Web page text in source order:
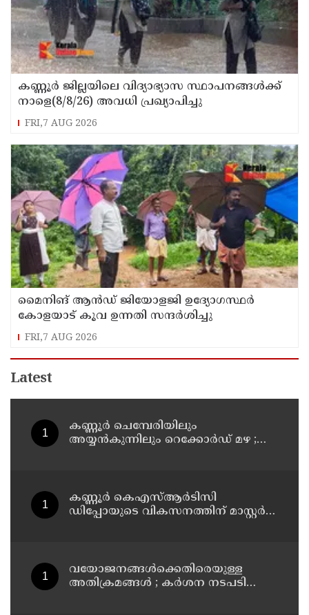
കണ്ണൂർ ജില്ലയിലെ വിദ്യാഭ്യാസ സ്ഥാപനങ്ങള്‍ക്ക്
നാളെ(8/8/26) അവധി പ്രഖ്യാപിച്ചു
FRI,7 AUG 2026
മൈനിങ് ആൻഡ്​ ജിയോളജി ഉദ്യോഗസ്ഥർ
കോളയാട് കൂവ ഉന്നതി സന്ദർശിച്ചു
FRI,7 AUG 2026
Latest
കണ്ണൂർ ചെമ്പേരിയിലും
അയ്യൻകുന്നിലും റെക്കോർഡ് മഴ ;
കണ്ണൂർ കെഎസ്ആർടിസി
ഡിപ്പോയുടെ വികസനത്തിന് മാസ്റ്റർ
വയോജനങ്ങൾക്കെതിരെയുള്ള
അതിക്രമങ്ങൾ ; കർശന നടപടി